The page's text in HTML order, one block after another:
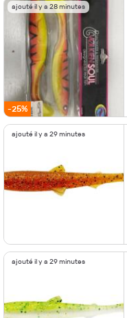
ajouté il y a 28 minutes
-25%
ajouté il y a 29 minutes
ajouté il y a 29 minutes